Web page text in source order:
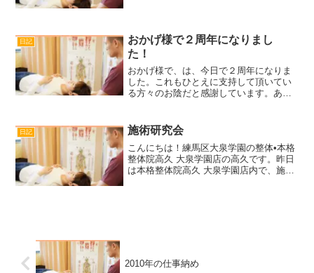
をコンセプトに整体...
日記
おかげ様で２周年になりまし
た！
おかげ様で、は、今日で２周年になりま
した。これもひとえに支持して頂いてい
る方々のお陰だと感謝しています。あり
う間で、３ヶ月が１ヶ月に感じていまし
たが、２年目は、わりと１...
日記 施術研究会
こんにちは！練馬区大泉学園の整体•本格
整体院高久 大泉学園店の高久です。昨日
は本格整体院高久 大泉学園店内で、施術
2010年の仕事納め